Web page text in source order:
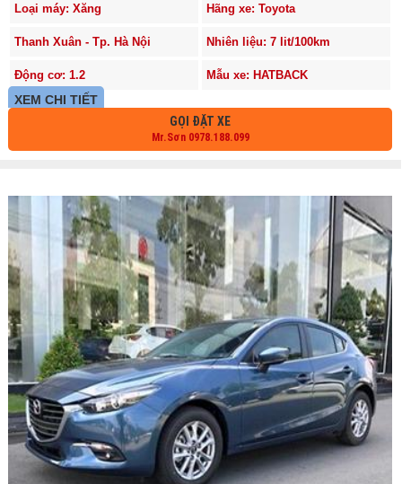
Loại máy: Xăng Hãng xe: Toyota
Thanh Xuân - Tp. Hà Nội Nhiên liệu: 7 lit/100km
Động cơ: 1.2 Mẫu xe: HATBACK
XEM CHI TIẾT
GỌI ĐẶT XE
Mr.Sơn 0978.188.099